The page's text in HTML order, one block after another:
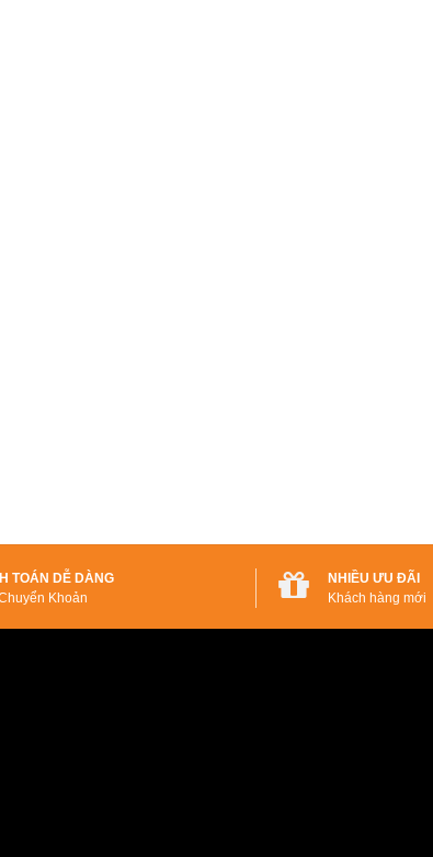
TOÁN DỄ DÀNG
Khoản
NHIỀU ƯU ĐÃI
Khách hàng mới